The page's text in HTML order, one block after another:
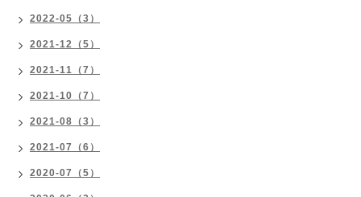
2022-05（3）
2021-12（5）
2021-11（7）
2021-10（7）
2021-08（3）
2021-07（6）
2020-07（5）